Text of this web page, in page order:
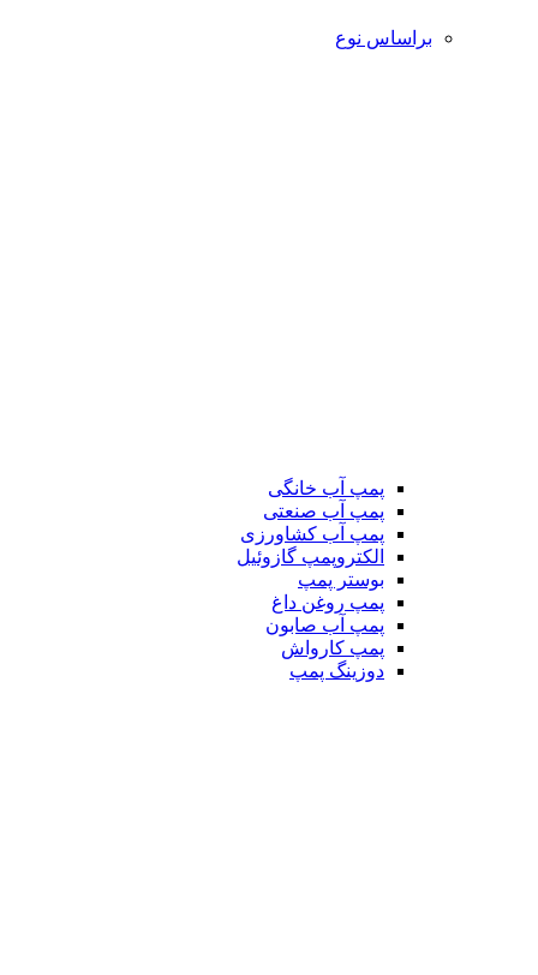
براساس نوع
پمپ آب خانگی
پمپ آب صنعتی
پمپ آب کشاورزی
الکتروپمپ گازوئیل
بوستر پمپ
پمپ روغن داغ
پمپ آب صابون
پمپ کارواش
دوزینگ پمپ